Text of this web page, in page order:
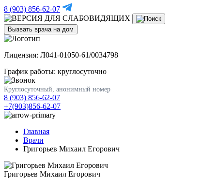
8 (903) 856-62-07
Вызвать врача на дом
Лицензия: Л041-01050-61/0034798
График работы: круглосуточно
Круглосуточный, анонимный номер
8 (903) 856-62-07
+7(903)856-62-07
Главная
Врачи
Григорьев Михаил Егорович
Григорьев Михаил Егорович